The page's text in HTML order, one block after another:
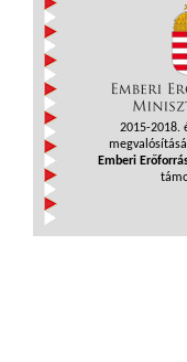
2015-2018.
Emberi